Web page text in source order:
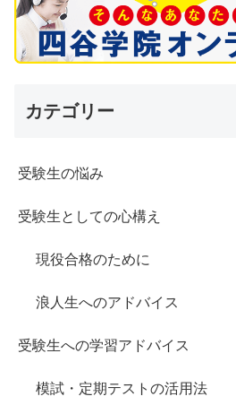
カテゴリー
受験生の悩み
受験生としての心構え
現役合格のために
浪人生へのアドバイス
受験生への学習アドバイス
模試・定期テストの活用法